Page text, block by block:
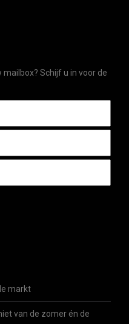
Schijf u in voor de
markt
van de zomer én de